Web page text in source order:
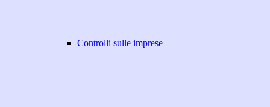
Controlli sulle imprese